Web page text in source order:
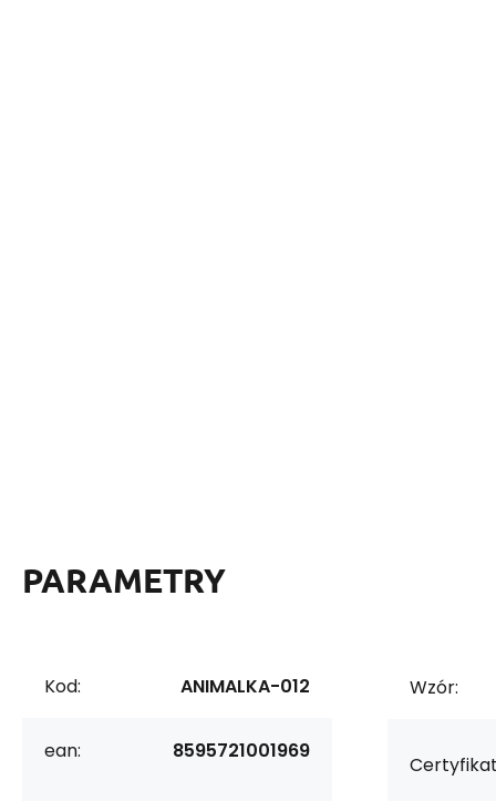
PARAMETRY
Kod: ANIMALKA-012
ean: 8595721001969
Wzór: